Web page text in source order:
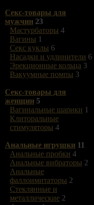
Секс-товары для
мужчин 23
Мастурбаторы 4
Вагины 1
Секс куклы 6
Насадки и удлинители 6
Эрекционные кольца 3
Вакуумные помпы 3
Секс-товары для
женщин 5
Вагинальные шарики 1
Клиторальные
стимуляторы 4
Анальные игрушки 11
Анальные пробки 4
Анальные вибраторы 2
Анальные
фаллоимитаторы 2
Стеклянные и
металлические 2